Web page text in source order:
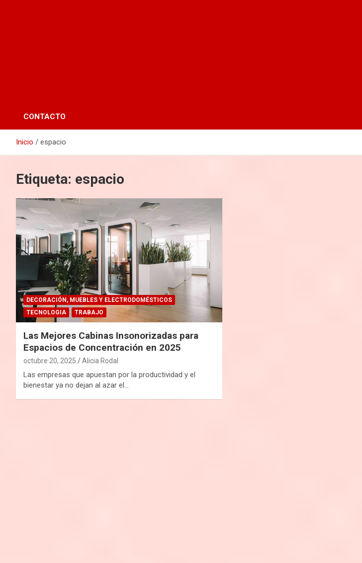
CONTACTO
Inicio espacio
Etiqueta: espacio
DECORACIÓN, MUEBLES Y ELECTRODOMÉSTICOS
TECNOLOGIA
TRABAJO
Las Mejores Cabinas Insonorizadas para
Espacios de Concentración en 2025
octubre 20, 2025 Alicia Rodal
Las empresas que apuestan por la productividad y el
bienestar ya no dejan al azar el…